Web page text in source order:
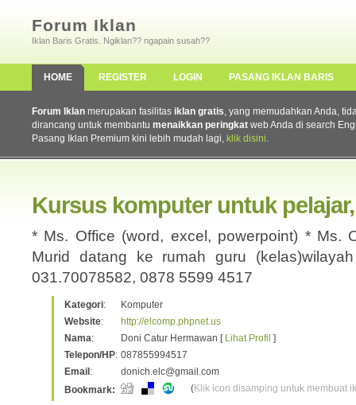
Forum Iklan
Iklan Baris Gratis. Ngiklan?? ngapain susah??
HOME REGISTER LOGIN PASANG IKLAN BARIS
Forum Iklan merupakan fasilitas iklan gratis, yang memudahkan Anda,
dirancang untuk membantu menaikkan peringkat web Anda di search
Pasang Iklan Premium kini lebih mudah lagi, klik disini.
Kursus komputer untuk
* Ms. Office (word, excel, powerpoint) * Ms.
Murid datang ke rumah guru
031.70078582, 0878 5599 4517
Kategori:
Komputer
Website:
http://elcomp.phpnet.us
Nama: Doni Catur Hermawan [ Lihat Profil ]
Telepon/HP: 087855994517
Email :
donich.elc@gmail.com
Bookmark:
(Klik icon disamping untuk membuat